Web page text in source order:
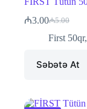
₼5.00
Original
price
₼3.00Current
price
First 50qr,
Səbətə At